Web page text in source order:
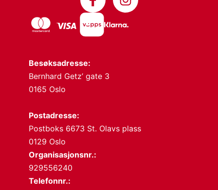
Besøksadresse:
Bernhard Getz’ gate 3
0165 Oslo
Postadresse:
Postboks 6673 St. Olavs plass
0129 Oslo
Organisasjonsnr.:
929556240
Telefonnr.: